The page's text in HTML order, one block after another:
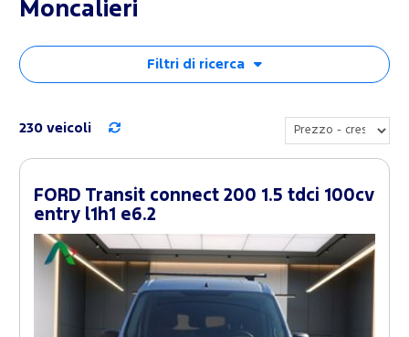
Moncalieri
Filtri di ricerca
230 veicoli
FORD Transit connect 200 1.5 tdci 100cv
entry l1h1 e6.2